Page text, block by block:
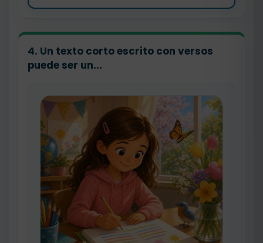
4. Un texto corto escrito con versos
puede ser un...